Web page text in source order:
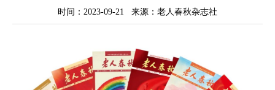
时间：2023-09-21 来源：老人春秋杂志社